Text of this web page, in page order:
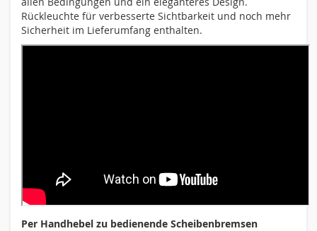
Rückleuchte für verbesserte Sichtbarkeit und noch mehr
Sicherheit im Lieferumfang enthalten.
Per Handhebel zu bedienende Scheibenbremsen